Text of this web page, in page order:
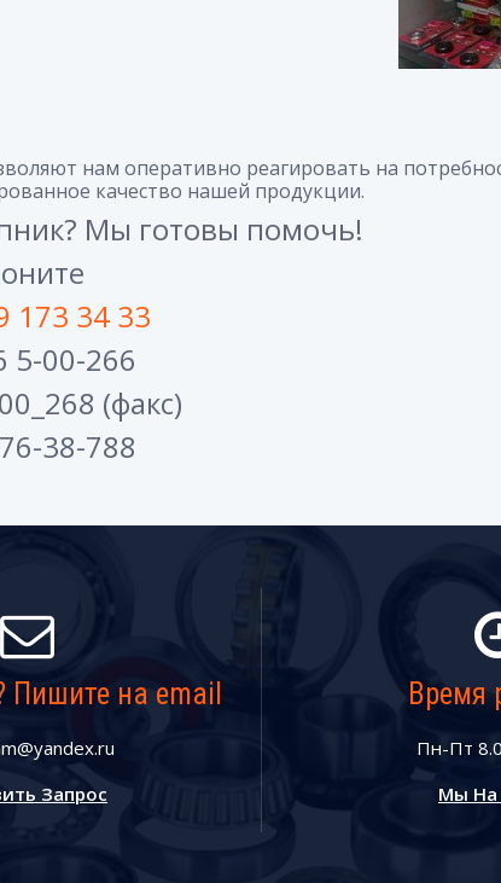
нам оперативно реагировать на
качество нашей продукции.
Мы готовы помочь!
173 34 33
5-00-266
(факс)
38-788
Пишите на email
Запрос
Время
Пн-Пт
Мы На